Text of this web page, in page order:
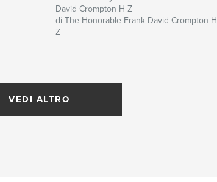
David Crompton H Z
di The Honorable Frank David Crompton H
Z
VEDI ALTRO